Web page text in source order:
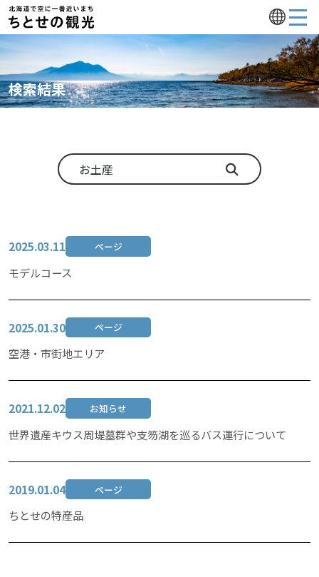
検索結果
2025.03.11 ページ
モデルコース
2025.01.30 ページ
空港・市街地エリア
2021.12.02 お知らせ
世界遺産キウス周堤墓群や支笏湖を巡るバス運行について
2019.01.04 ページ
ちとせの特産品